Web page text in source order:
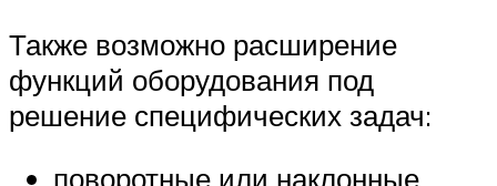
Также возможно расширение
функций оборудования под
решение специфических задач:
поворотные или наклонные